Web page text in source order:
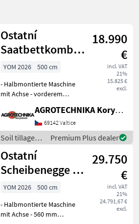
Ostatní
Saatbettkombination
- EFE (Poyraz) -
5.0H
18.990
€
incl. VAT
21%
15.825 €
excl.
YOM 2026
500 cm
- Halbmontierte Maschine
mit Achse - vorderem
drei Reihen Pfeilscharen -
hinterer Tandem-Croskill-
Walze Das Verkaufsteam
der Agrotech
AGROTECHNIKA Koryčánek s.r.o.
69142 Valtice
Soil tillage
equipment /
Sonstige
Premium Plus dealer
Ostatní
Scheibenegge -
EFE 5,0H
29.750
€
incl. VAT
21%
24.791,67 €
excl.
YOM 2026
500 cm
- Halbmontierte Maschine
mit Achse - 560 mm